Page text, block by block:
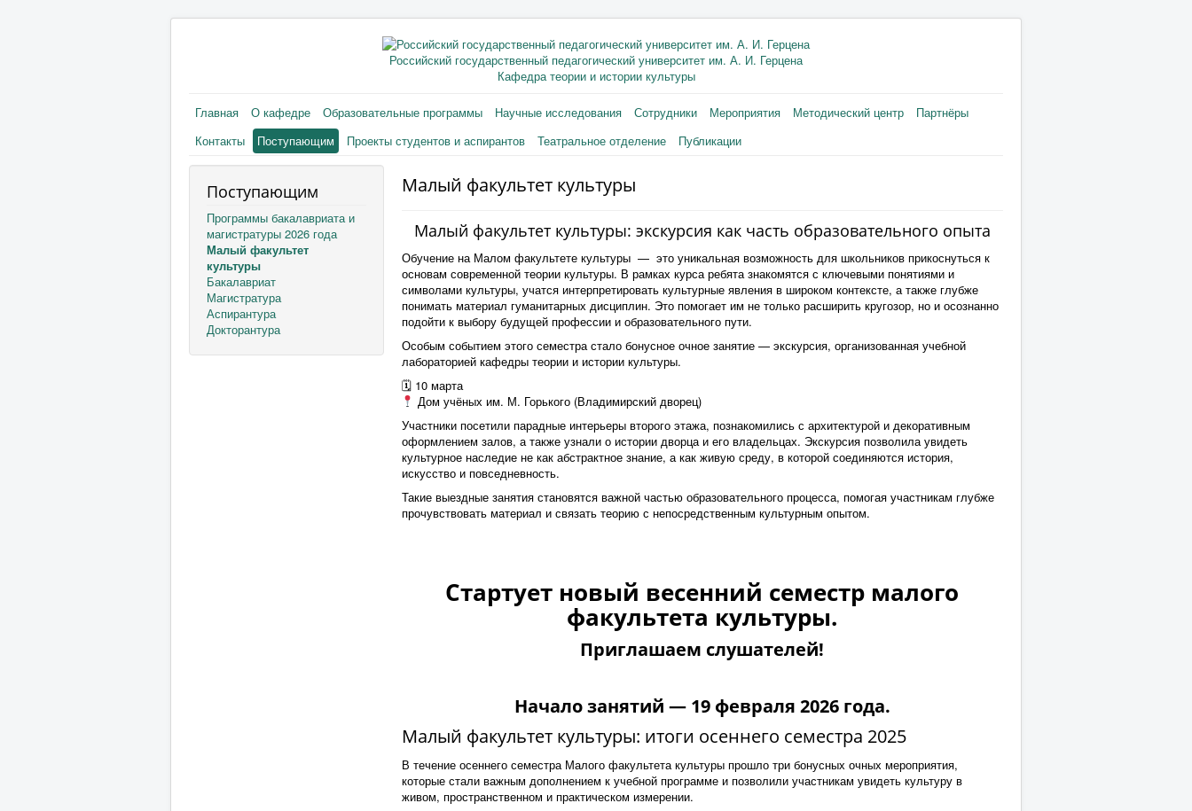
Российский государственный педагогический университет им. А. И. Герцена
Кафедра теории и истории культуры
Главная О кафедре Образовательные программы Научные исследования Сотрудники Мероприятия Методический центр
Партнёры
Контакты
Поступающим Проекты студентов и аспирантов Театральное отделение Публикации
Поступающим
Программы бакалавриата и
магистратуры 2026 года
Малый факультет
культуры
Бакалавриат
Магистратура
Аспирантура
Докторантура
Малый факультет культуры
Малый факультет культуры: экскурсия как часть образовательного опыта
Обучение на Малом факультете культуры — это уникальная возможность для школьников прикоснуться к
основам современной теории культуры. В рамках курса ребята знакомятся с ключевыми понятиями и
символами культуры, учатся интерпретировать культурные явления в широком контексте, а также глубже
понимать материал гуманитарных дисциплин. Это помогает им не только расширить кругозор, но и осознанно
подойти к выбору будущей профессии и образовательного пути.
Особым событием этого семестра стало бонусное очное занятие — экскурсия, организованная учебной
лабораторией кафедры теории и истории культуры.
🗓 10 марта
Дом учёных им. М. Горького (Владимирский дворец)
Участники посетили парадные интерьеры второго этажа, познакомились с архитектурой и декоративным
оформлением залов, а также узнали о истории дворца и его владельцах. Экскурсия позволила увидеть
культурное наследие не как абстрактное знание, а как живую среду, в которой соединяются история,
искусство и повседневность.
Такие выездные занятия становятся важной частью образовательного процесса, помогая участникам глубже
прочувствовать материал и связать теорию с непосредственным культурным опытом.
Стартует новый весенний семестр малого
факультета культуры.
Приглашаем слушателей!
Начало занятий — 19 февраля 2026 года.
Малый факультет культуры: итоги осеннего семестра 2025
В течение осеннего семестра Малого факультета культуры прошло три бонусных очных мероприятия,
которые стали важным дополнением к учебной программе и позволили участникам увидеть культуру в
живом, пространственном и практическом измерении.